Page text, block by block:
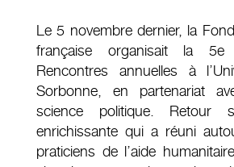
Le 5 novembre dernier, la
française organisait la
Rencontres annuelles à
Sorbonne, en partenariat
science politique. Retour
enrichissante qui a réuni
praticiens de l’aide